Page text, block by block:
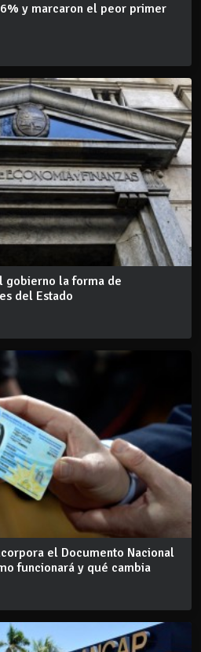
y marcaron el peor primer
gobierno la forma de
del Estado
el Documento Nacional
funcionará y qué cambia